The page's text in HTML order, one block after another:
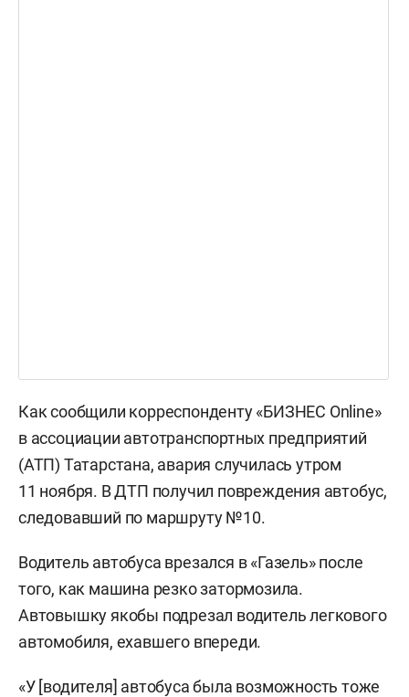
Как сообщили корреспонденту «БИЗНЕС Online»
в ассоциации автотранспортных предприятий
(АТП) Татарстана, авария случилась утром
11 ноября. В ДТП получил повреждения автобус,
следовавший по маршруту №10.
Водитель автобуса врезался в «Газель» после
того, как машина резко затормозила.
Автовышку якобы подрезал водитель легкового
автомобиля, ехавшего впереди.
«У [водителя] автобуса была возможность тоже